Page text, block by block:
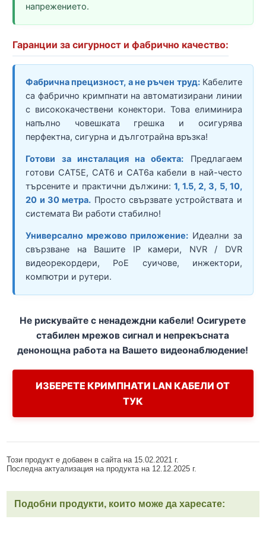
напрежението.
Гаранции за сигурност и фабрично качество:
Фабрична прецизност, а не ръчен труд:Кабелите
са фабрично кримпнати на автоматизирани линии
с висококачествени конектори. Това елиминира
напълно човешката грешка и осигурява
перфектна, сигурна и дълготрайна връзка!
Готови за инсталация на обекта: Предлагаем
готови CAT5E, CAT6 и CAT6a кабели в най-често
търсените и практични дължини: 1, 1.5, 2, 3, 5, 10,
20 и 30 метра. Просто свързвате устройствата и
системата Ви работи стабилно!
Универсално мрежово приложение: Идеални за
свързване на Вашите IP камери, NVR / DVR
видеорекордери, PoE суичове, инжектори,
компютри и рутери.
Не рискувайте с ненадеждни кабели! Осигурете
стабилен мрежов сигнал и непрекъсната
денонощна работа на Вашето видеонаблюдение!
ИЗБЕРЕТЕ КРИМПНАТИ LAN КАБЕЛИ ОТ
ТУК
Този продукт е добавен в сайта на 15.02.2021 г.
Последна актуализация на продукта на 12.12.2025 г.
Подобни продукти, които може да харесате: